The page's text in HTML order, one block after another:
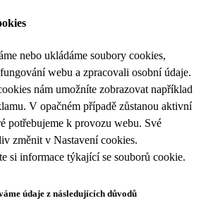
nebo ukládáme soubory cookies,
webu a zpracovali osobní údaje.
nám umožníte zobrazovat například
V opačném případě zůstanou aktivní
potřebujeme k provozu webu. Své
změnit v Nastavení cookies.
si informace týkající se souborů cookie.
údaje z následujících důvodů